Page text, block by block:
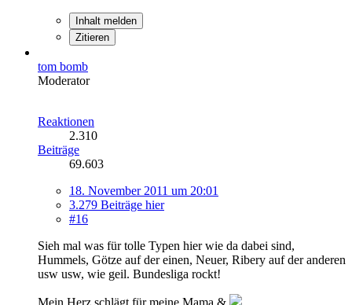
Inhalt melden
Zitieren
tom bomb
Moderator
Reaktionen
2.310
Beiträge
69.603
18. November 2011 um 20:01
3.279 Beiträge hier
#16
Sieh mal was für tolle Typen hier wie da dabei sind,
Hummels, Götze auf der einen, Neuer, Ribery auf der anderen
usw usw, wie geil. Bundesliga rockt!
Mein Herz schlägt für meine Mama &